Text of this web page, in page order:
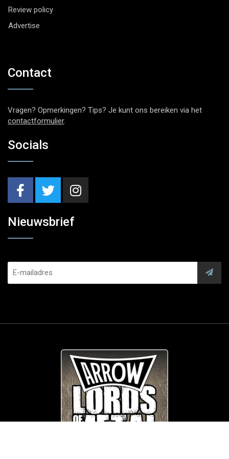
Review policy
Advertise
Contact
Vragen? Opmerkingen? Tips? Je kunt ons bereiken via het
contactformulier.
Socials
Nieuwsbrief